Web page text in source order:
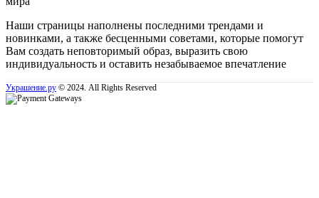
Наши страницы наполнены последними трендами и
новинками, а также бесценными советами, которые помогут
Вам создать неповторимый образ, выразить свою
индивидуальность и оставить незабываемое впечатление
Украшение.ру © 2024. All Rights Reserved